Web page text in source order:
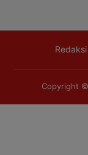
Redaksi
Copyright